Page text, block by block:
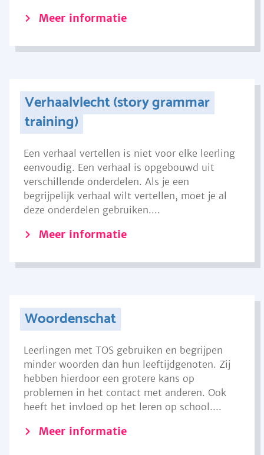
Meer informatie
Verhaalvlecht (story grammar
training)
Een verhaal vertellen is niet voor elke leerling
eenvoudig. Een verhaal is opgebouwd uit
verschillende onderdelen. Als je een
begrijpelijk verhaal wilt vertellen, moet je al
deze onderdelen gebruiken....
Meer informatie
Woordenschat
Leerlingen met TOS gebruiken en begrijpen
minder woorden dan hun leeftijdgenoten. Zij
hebben hierdoor een grotere kans op
problemen in het contact met anderen. Ook
heeft het invloed op het leren op school....
Meer informatie